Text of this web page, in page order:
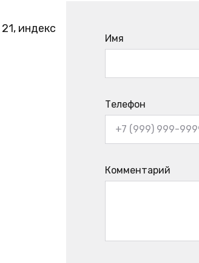
индекс
Имя
Телефон
Комментарий